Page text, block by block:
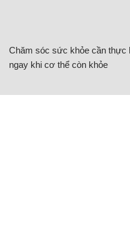
Chăm sóc sức khỏe cần thực
ngay khi cơ thể còn khỏe